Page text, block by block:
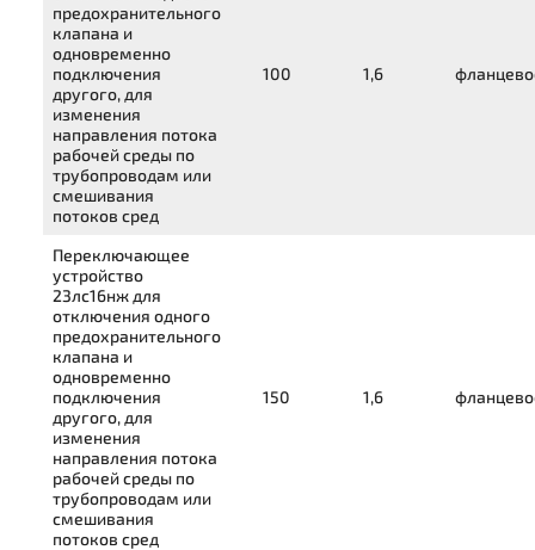
предохранительного
клапана и
одновременно
подключения
другого, для
изменения
направления потока
рабочей среды по
трубопроводам или
смешивания
потоков сред
100 1,6
Переключающее
устройство
23лс16нж для
отключения одного
предохранительного
клапана и
одновременно
подключения
другого, для
изменения
направления потока
рабочей среды по
трубопроводам или
смешивания
потоков сред
150 1,6